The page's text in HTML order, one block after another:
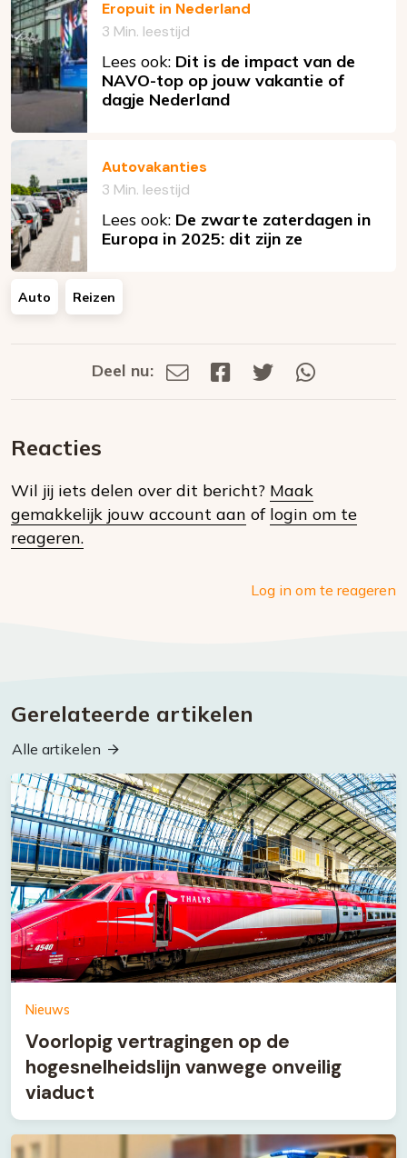
Eropuit in Nederland
3 Min. leestijd
Lees ook: Dit is de impact van de
NAVO-top op jouw vakantie of
dagje Nederland
Autovakanties
3 Min. leestijd
Lees ook: De zwarte zaterdagen in
Europa in 2025: dit zijn ze
Auto Reizen
Deel
social
Deel nu:
Deel
Deel
Deel
Reacties
Wil jij iets delen over dit bericht? Maak
gemakkelijk jouw account aan of login om te
reageren.
Log in om te reageren
Gerelateerde artikelen
Alle artikelen
Nieuws
Voorlopig vertragingen op de
hogesnelheidslijn vanwege onveilig
viaduct